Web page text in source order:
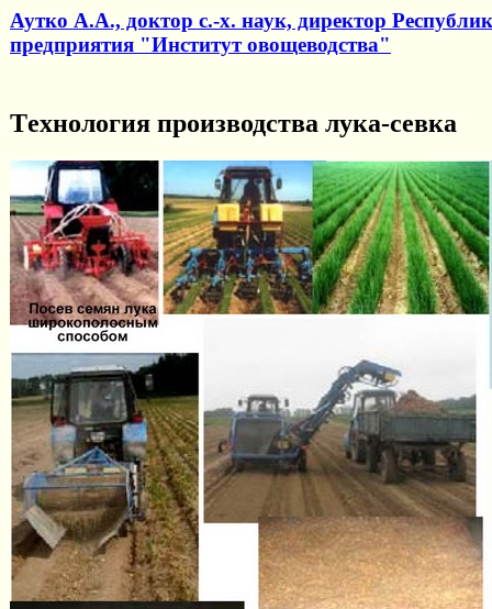
Аутко А.А., доктор с.-х. наук, директор
предприятия "Институт овощеводства"
Tехнология производства лука-севка